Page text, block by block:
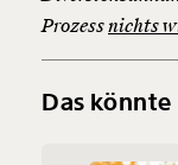
Prozessnichts
Das